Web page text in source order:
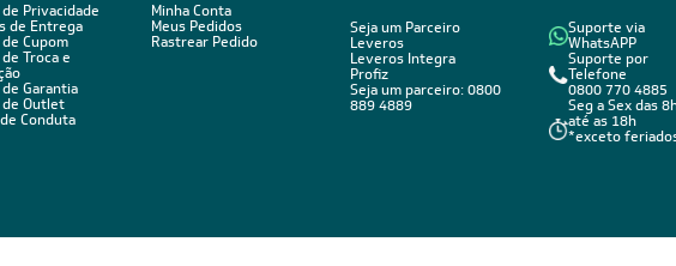
Privacidade
de Entrega
Cupom
Troca e
Garantia
de Outlet
Conduta
Minha Conta
Meus Pedidos
Rastrear Pedido
Seja um Parceiro
Leveros
Leveros Integra
Profiz
Seja um parceiro: 0800
889 4889
Suporte via
WhatsAPP
Suporte por
Telefone
0800 770 4885
Seg a Sex das
até as 18h
*exceto